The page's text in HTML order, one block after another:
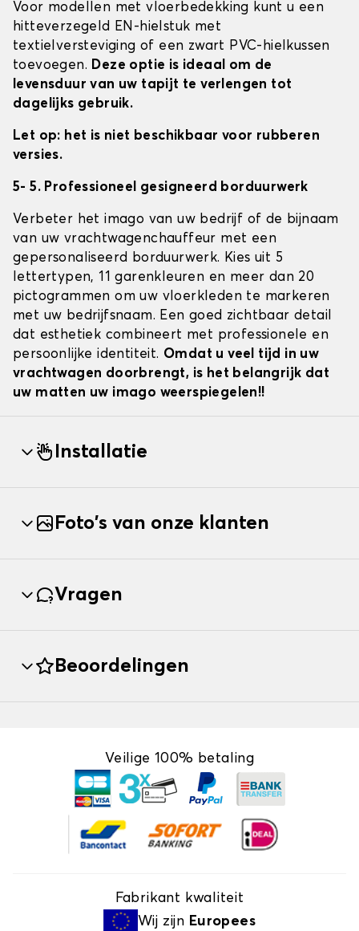
Voor modellen met vloerbedekking kunt u een
hitteverzegeld EN-hielstuk met
textielversteviging of een zwart PVC-hielkussen
toevoegen. Deze optie is ideaal om de
levensduur van uw tapijt te verlengen tot
dagelijks gebruik.
Let op: het is niet beschikbaar voor rubberen
versies.
5- 5. Professioneel gesigneerd borduurwerk
Verbeter het imago van uw bedrijf of de bijnaam
van uw vrachtwagenchauffeur met een
gepersonaliseerd borduurwerk. Kies uit 5
lettertypen, 11 garenkleuren en meer dan 20
pictogrammen om uw vloerkleden te markeren
met uw bedrijfsnaam. Een goed zichtbaar detail
dat esthetiek combineert met professionele en
persoonlijke identiteit. Omdat u veel tijd in uw
vrachtwagen doorbrengt, is het belangrijk dat
uw matten uw imago weerspiegelen!!
Installatie
Foto's van onze klanten
Vragen
Beoordelingen
Veilige 100% betaling
Fabrikant kwaliteit
Wij zijn Europees